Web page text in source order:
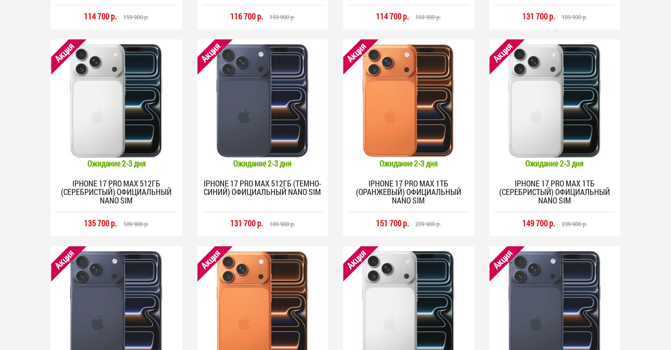
114 700 р. 159 900 р. 116 700 р. 159 900 р. 114 700 р. 159 900 р. 131 700 р. 189 900 р.
Акция
Ожидание 2-3 дня
IPHONE 17 PRO MAX 512ГБ
(СЕРЕБРИСТЫЙ) ОФИЦИАЛЬНЫЙ
NANO SIM
135 700 р. 189 900 р.
Акция
Ожидание 2-3 дня
IPHONE 17 PRO MAX 512ГБ (ТЕМНО-
СИНИЙ) ОФИЦИАЛЬНЫЙ NANO SIM
131 700 р. 189 900 р.
Акция
Ожидание 2-3 дня
IPHONE 17 PRO MAX 1ТБ
(ОРАНЖЕВЫЙ) ОФИЦИАЛЬНЫЙ
NANO SIM
151 700 р. 239 900 р.
Акция
Ожидание 2-3 дня
IPHONE 17 PRO MAX 1ТБ
(СЕРЕБРИСТЫЙ) ОФИЦИАЛЬНЫЙ
NANO SIM
149 700 р. 239 900 р.
Акция Акция Акция Акция